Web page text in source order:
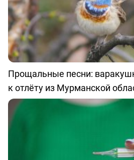
Прощальные песни:
к отлёту из Мурманской